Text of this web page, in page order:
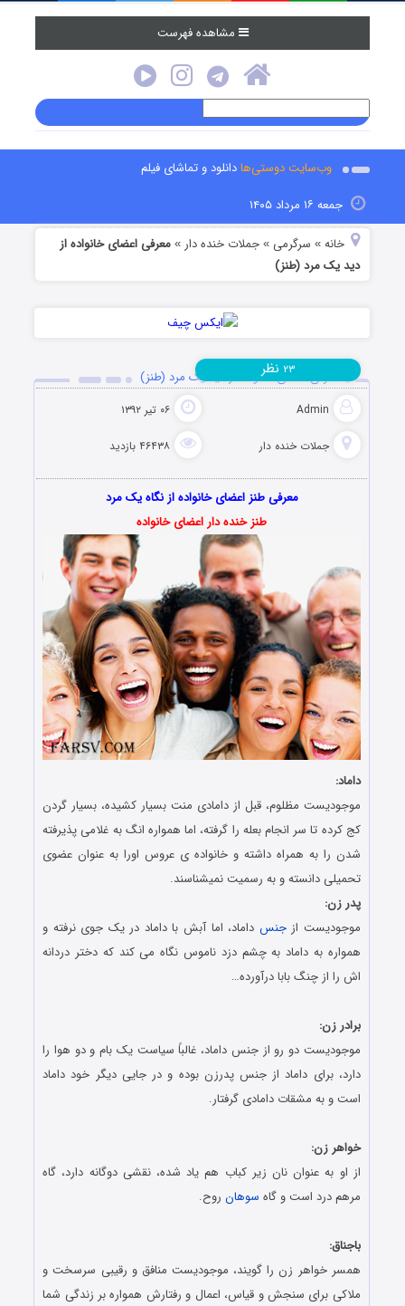
مشاهده فهرست
وب‌سایت دوستی‌هادانلود و تماشای فیلم
جمعه ۱۶ مرداد ۱۴۰۵
خانه » سرگرمی »جملات خنده دار »معرفی اعضای خانواده از
دید یک مرد (طنز)
معرفی اعضای خانواده از دید یک مرد (طنز)
Admin ۰۶ تیر ۱۳۹۲
جملات خنده دار ۴۶۴۳۸ بازدید
۲۳ نظر
معرفی طنز اعضای خانواده از نگاه یک مرد
طنز خنده دار اعضای خانواده
داماد:
موجودیست مظلوم، قبل از دامادی منت بسیار کشیده، بسیار گردن
کج کرده تا سر انجام بعله را گرفته، اما همواره انگ به غلامی پذیرفته
شدن را به همراه داشته و خانواده ی عروس اورا به عنوان عضوی
تحمیلی دانسته و به رسمیت نمیشناسند.
پدر زن:
موجودیست ازجنس داماد، اما آبش با داماد در یک جوی نرفته و
همواره به داماد به چشم دزد ناموس نگاه می کند که دختر دردانه
اش را از چنگ بابا درآورده…
برادر زن:
موجودیست دو رو از جنس داماد، غالباً سیاست یک بام و دو هوا را
دارد، برای داماد از جنس پدرزن بوده و در جایی دیگر خود داماد
است و به مشقات دامادی گرفتار.
خواهر زن:
از او به عنوان نان زیر کباب هم یاد شده، نقشی دوگانه دارد، گاه
مرهم درد است و گاه سوهان روح.
باجناق:
همسر خواهر زن را گویند، موجودیست منافق و رقیبی سرسخت و
ملاکی برای سنجش و قیاس، اعمال و رفتارش همواره بر زندگی شما